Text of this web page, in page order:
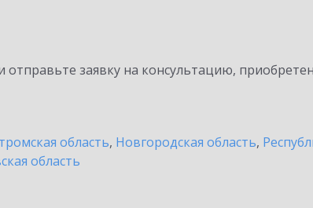
заявку на консультацию,
область, Новгородская область,
область